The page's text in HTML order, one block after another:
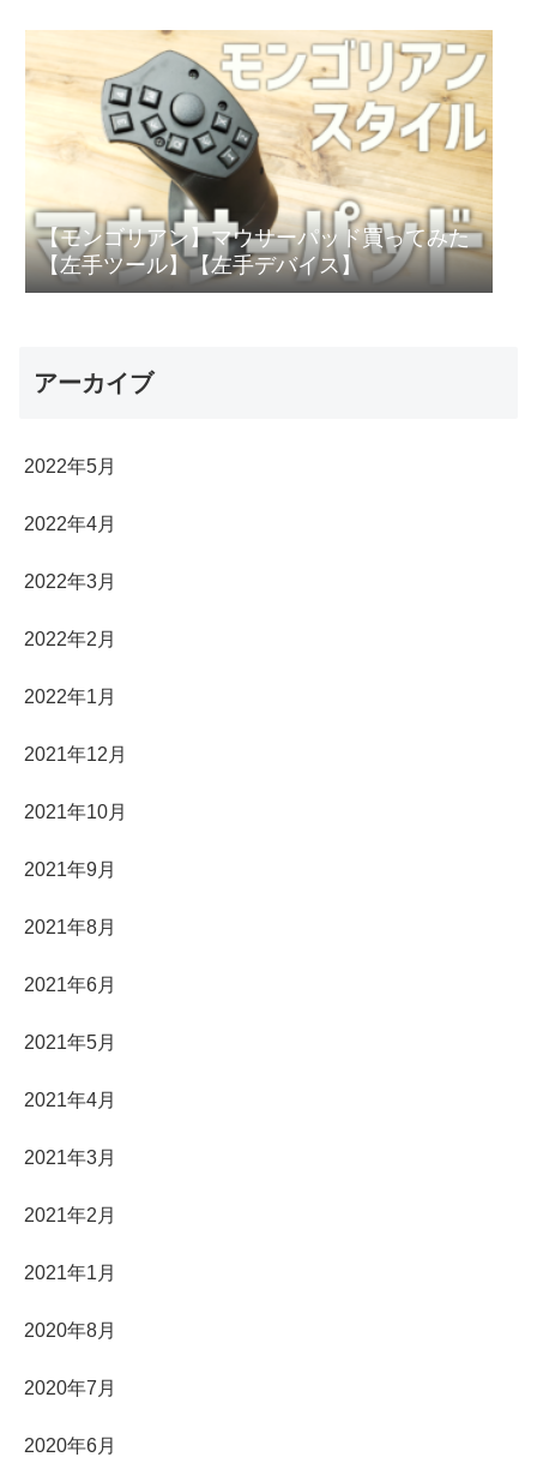
【モンゴリアン】マウサーパッド買ってみた
【左手ツール】【左手デバイス】
アーカイブ
2022年5月
2022年4月
2022年3月
2022年2月
2022年1月
2021年12月
2021年10月
2021年9月
2021年8月
2021年6月
2021年5月
2021年4月
2021年3月
2021年2月
2021年1月
2020年8月
2020年7月
2020年6月